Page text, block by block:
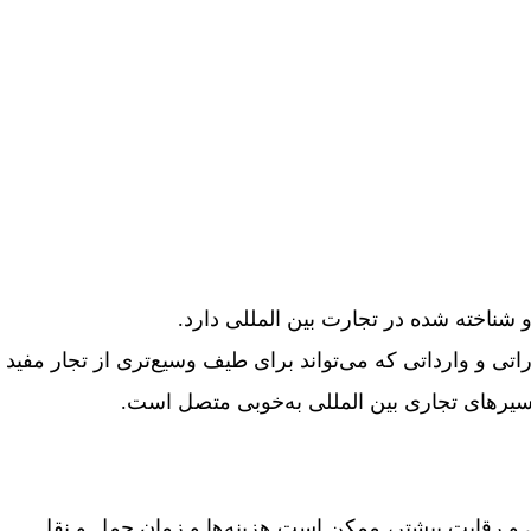
شناخته شده در تجارت بین المللی دارد.
و وارداتی که می‌تواند برای طیف وسیع‌تری از تجار مفید
تجاری بین المللی به‌خوبی متصل است.